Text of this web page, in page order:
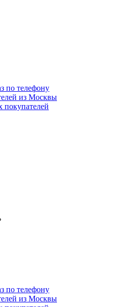
по телефону
из Москвы
покупателей
по телефону
из Москвы